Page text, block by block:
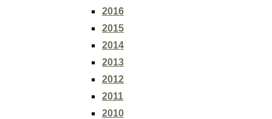
2016
2015
2014
2013
2012
2011
2010